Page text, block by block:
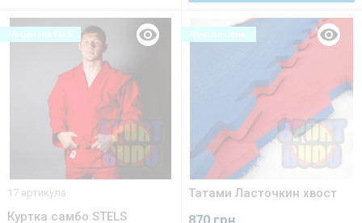
17 артикула
Куртка самбо STELS
Лицензия FIAS
Татами Ласточкин хвост
Лучшая цена!